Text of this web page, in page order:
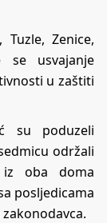
Zenice,
usvajanje
u zaštiti
su poduzeli
održali
iz oba doma
posljedicama